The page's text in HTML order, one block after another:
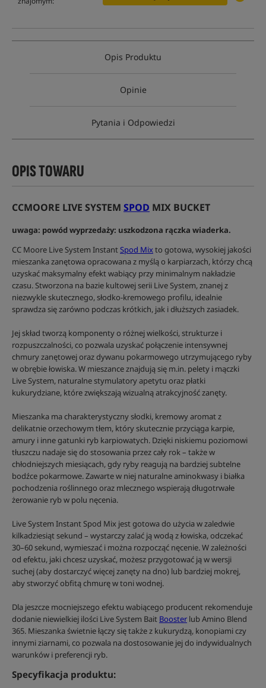
Opis Produktu
Opinie
Pytania i Odpowiedzi
OPIS TOWARU
CCMOORE LIVE SYSTEM SPOD MIX BUCKET
uwaga: powód wyprzedaży: uszkodzona rączka wiaderka.
CC Moore Live System InstantSpod Mixto gotowa, wysokiej jakości
mieszanka zanętowa opracowana z myślą o karpiarzach, którzy chcą
uzyskać maksymalny efekt wabiący przy minimalnym nakładzie
czasu. Stworzona na bazie kultowej serii Live System, znanej z
niezwykle skutecznego, słodko-kremowego profilu, idealnie
sprawdza się zarówno podczas krótkich, jak i dłuższych zasiadek.
Jej skład tworzą komponenty o różnej wielkości, strukturze i
rozpuszczalności, co pozwala uzyskać połączenie intensywnej
chmury zanętowej oraz dywanu pokarmowego utrzymującego ryby
w obrębie łowiska. W mieszance znajdują się m.in. pelety i mączki
Live System, naturalne stymulatory apetytu oraz płatki
kukurydziane, które zwiększają wizualną atrakcyjność zanęty.
Mieszanka ma charakterystyczny słodki, kremowy aromat z
delikatnie orzechowym tłem, który skutecznie przyciąga karpie,
amury i inne gatunki ryb karpiowatych. Dzięki niskiemu poziomowi
tłuszczu nadaje się do stosowania przez cały rok – także w
chłodniejszych miesiącach, gdy ryby reagują na bardziej subtelne
bodźce pokarmowe. Zawarte w niej naturalne aminokwasy i białka
pochodzenia roślinnego oraz mlecznego wspierają długotrwałe
żerowanie ryb w polu nęcenia.
Live System Instant Spod Mix jest gotowa do użycia w zaledwie
kilkadziesiąt sekund – wystarczy zalać ją wodą z łowiska, odczekać
30–60 sekund, wymieszać i można rozpocząć nęcenie. W zależności
od efektu, jaki chcesz uzyskać, możesz przygotować ją w wersji
suchej (aby dostarczyć więcej zanęty na dno) lub bardziej mokrej,
aby stworzyć obfitą chmurę w toni wodnej.
Dla jeszcze mocniejszego efektu wabiącego producent rekomenduje
dodanie niewielkiej ilości Live System Bait Booster lub Amino Blend
365. Mieszanka świetnie łączy się także z kukurydzą, konopiami czy
innymi ziarnami, co pozwala na dostosowanie jej do indywidualnych
warunków i preferencji ryb.
Specyfikacja produktu: